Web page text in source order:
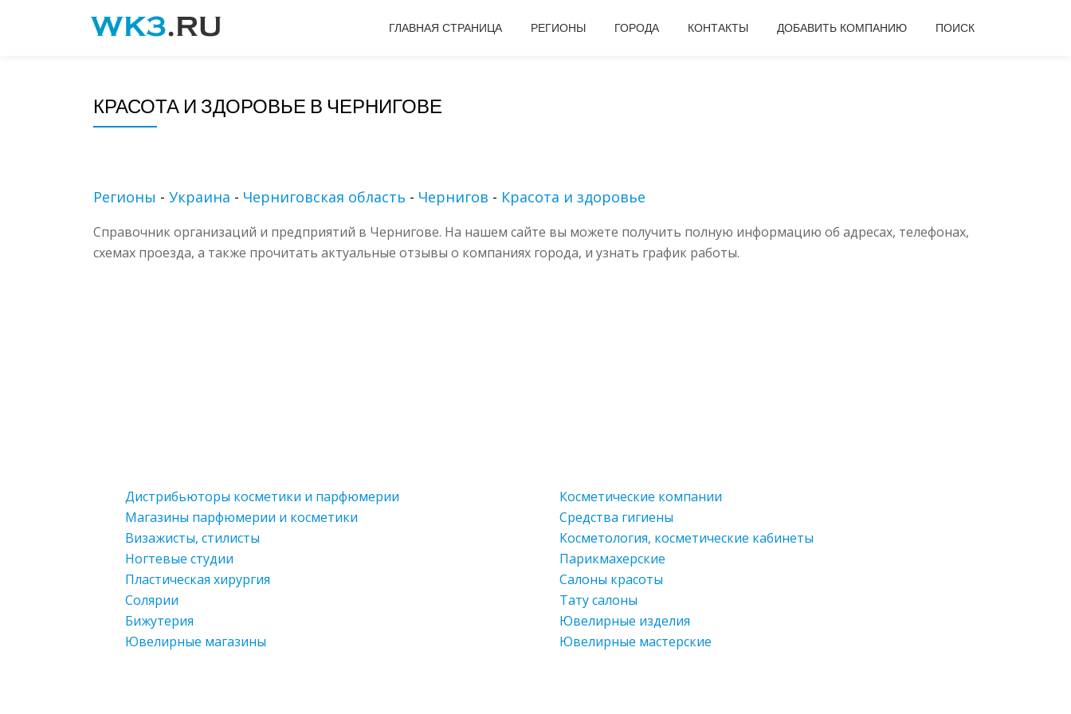
ГЛАВНАЯ СТРАНИЦА РЕГИОНЫ ГОРОДА КОНТАКТЫ ДОБАВИТЬ КОМПАНИЮ ПОИСК
КРАСОТА И ЗДОРОВЬЕ В ЧЕРНИГОВЕ
Регионы - Украина - Черниговская область - Чернигов - Красота и здоровье
Справочник организаций и предприятий в Чернигове. На нашем сайте вы можете получить полную информацию об адресах, телефонах,
схемах проезда, а также прочитать актуальные отзывы о компаниях города, и узнать график работы.
Дистрибьюторы косметики и парфюмерии
Косметические компании
Магазины парфюмерии и косметики
Средства гигиены
Визажисты, стилисты
Косметология, косметические кабинеты
Ногтевые студии
Парикмахерские
Пластическая хирургия
Салоны красоты
Солярии
Тату салоны
Бижутерия
Ювелирные изделия
Ювелирные магазины
Ювелирные мастерские